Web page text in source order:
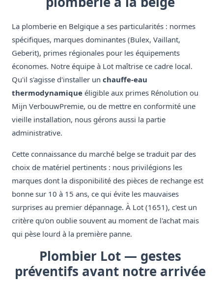
La plomberie en Belgique a ses particularités : normes
spécifiques, marques dominantes (Bulex, Vaillant,
Geberit), primes régionales pour les équipements
économes. Notre équipe à Lot maîtrise ce cadre local.
Qu'il s'agisse d'installer un chauffe-eau
thermodynamique éligible aux primes Rénolution ou
Mijn VerbouwPremie, ou de mettre en conformité une
vieille installation, nous gérons aussi la partie
administrative.
Cette connaissance du marché belge se traduit par des
choix de matériel pertinents : nous privilégions les
marques dont la disponibilité des pièces de rechange est
bonne sur 10 à 15 ans, ce qui évite les mauvaises
surprises au premier dépannage. À Lot (1651), c'est un
critère qu'on oublie souvent au moment de l'achat mais
qui pèse lourd à la première panne.
Plombier Lot — gestes
préventifs avant notre arrivée